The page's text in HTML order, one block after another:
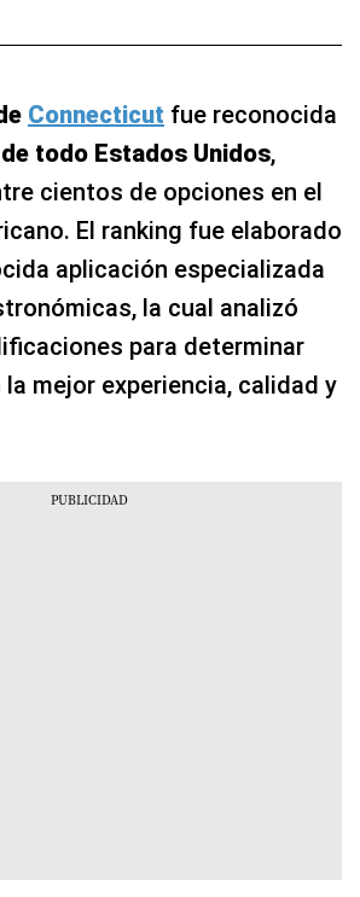
Connecticut fue reconocida
todo Estados Unidos,
cientos de opciones en el
El ranking fue elaborado
aplicación especializada
la cual analizó
para determinar
mejor experiencia, calidad y